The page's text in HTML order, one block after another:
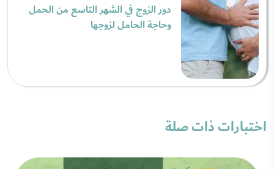
دور الزوج في الشهر التاسع من الحمل
وحاجة الحامل لزوجها
اختبارات ذات صلة